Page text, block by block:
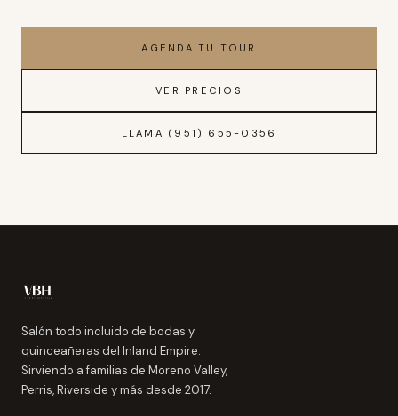
AGENDA TU TOUR
VER PRECIOS
LLAMA (951) 655-0356
Salón todo incluido de bodas y
quinceañeras del Inland Empire.
Sirviendo a familias de Moreno Valley,
Perris, Riverside y más desde 2017.